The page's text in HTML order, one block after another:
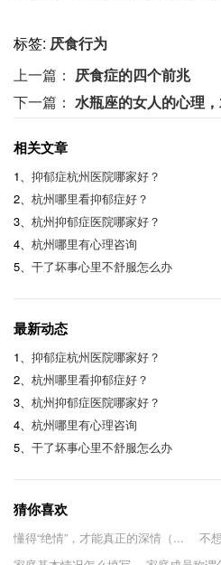
标签: 厌食行为
上一篇： 厌食症的四个前兆
下一篇： 水瓶座的女人的心理
相关文章
1、 抑郁症杭州医院哪家好？
2、 杭州哪里看抑郁症好？
3、 杭州抑郁症医院哪家好？
4、 杭州哪里有心理咨询
5、 干了坏事心里不舒服怎么办
最新动态
1、 抑郁症杭州医院哪家好？
2、 杭州哪里看抑郁症好？
3、 杭州抑郁症医院哪家好？
4、 杭州哪里有心理咨询
5、 干了坏事心里不舒服怎么办
猜你喜欢
懂得“绝情”，才能真正的深情（...
不